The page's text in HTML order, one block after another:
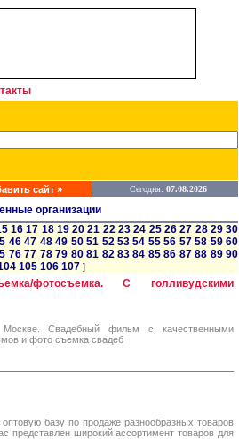
сайт » Сегодня: 07.08.2026
организации
16 17 18 19 20 21 22 23 24 25 26 27 28 29 30
46 47 48 49 50 51 52 53 54 55 56 57 58 59 60
76 77 78 79 80 81 82 83 84 85 86 87 88 89 90
105 106 107 ]
фотосъемка. С голливудскими
Свадебный фильм с качественными
и фото съемка свадеб
базу по продаже разнообразных товаров
представлен широкий ассортимент товаров для